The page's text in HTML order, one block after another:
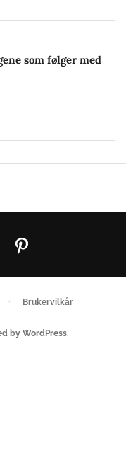
som følger med
Pinterest
Brukervilkår
by WordPress.